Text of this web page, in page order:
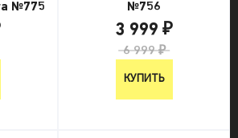
№775
№756
3 999 ₽
6 999 ₽
КУПИТЬ